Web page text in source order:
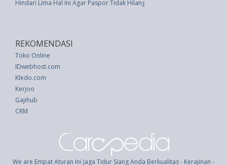
Hindari Lima Hal Ini Agar Paspor Tidak Hilang
REKOMENDASI
Toko Online
IDwebhost.com
Kledo.com
Kerjoo
Gajihub
CRM
We are Empat Aturan Ini Jaga Tidur Siang Anda Berkualitas - Kerajinan -